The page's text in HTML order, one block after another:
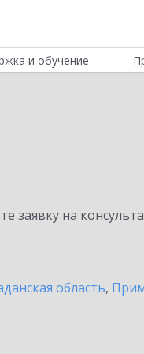
и обучение
заявку на
область,